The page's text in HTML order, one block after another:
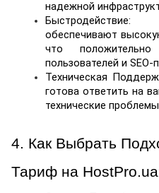
надежной
обеспечивают
что
пользователей и SEO-
Техническая
готова ответить на
технические
4. Как Выбрать
Тариф на